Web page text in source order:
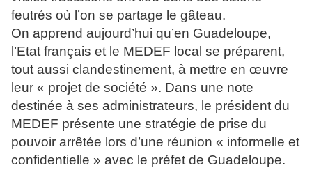
feutrés où l’on se partage le gâteau.
On apprend aujourd’hui qu’en Guadeloupe,
l’Etat français et le MEDEF local se préparent,
tout aussi clandestinement, à mettre en œuvre
leur « projet de société ». Dans une note
destinée à ses administrateurs, le président du
MEDEF présente une stratégie de prise du
pouvoir arrêtée lors d’une réunion « informelle et
confidentielle » avec le préfet de Guadeloupe.